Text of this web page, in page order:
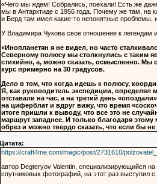
«Чего мы ждем! Собрались, поехали! Есть же
мы в Антарктиде с 1956 года. Почему же там, на
и Берд там имел какие-то непонятные проблемы,
У Владимира Чукова свое отношение к легендам
«Инопланетян я не видел, но часто
Северному полюсу мы столкнулись с таким
стихийно, а, можно сказать, осмысленно. Мы
курс примерно на 30 градусов.
Дело в том, что когда идешь к полюсу,
Я, как руководитель экспедиции, определял
отставали на час, а на третий день
на циферблат и вдруг вижу, что время
итоге пришли к выводу, что все это не
маршрут западнее. И только благодаря
обрез и можно твердо сказать, что если бы
Цитата:
https://craft4me.com/magic/post/2731610/
автор Degteryov Valentin, специализирующийся
спутниковых фотографий, на этот раз выступил